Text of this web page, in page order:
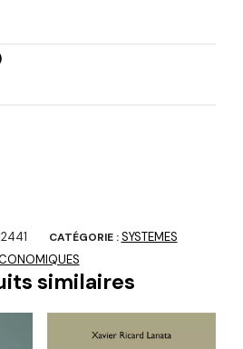
CATÉGORIE :SYSTEMES
similaires